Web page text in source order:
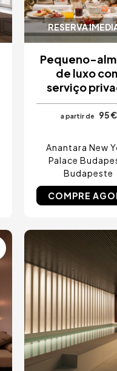
RESERVA
Pequeno-
de luxo
serviço
a partir de 95 €
Anantara New
Palace
Budapeste
COMPRE
Imagem